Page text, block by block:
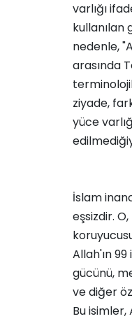
varlığı
kullanılan
nedenle,
arasında
ziyade,
yüce
İslam
eşsizdir.
Allah'ın 99
gücünü,
ve diğer
Bu isimler,